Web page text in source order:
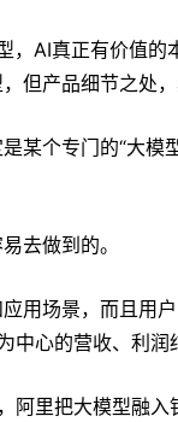
AI真正有价值的
但产品细节之处
某个专门的“大模
去做到的。
用场景，而且用
中心的营收、利润
阿里把大模型融